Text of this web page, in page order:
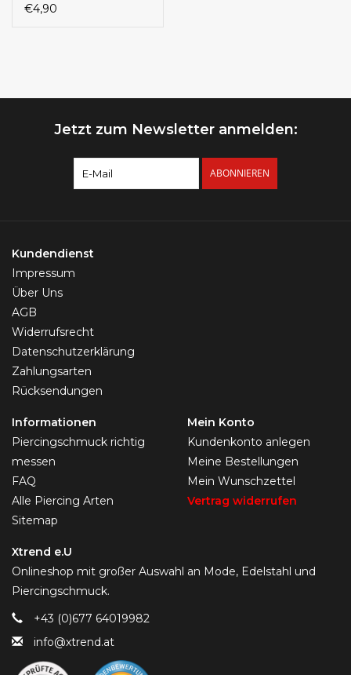
€4,90
Jetzt zum Newsletter anmelden:
ABONNIEREN
Kundendienst
Impressum
Über Uns
AGB
Widerrufsrecht
Datenschutzerklärung
Zahlungsarten
Rücksendungen
Informationen
Piercingschmuck richtig
messen
FAQ
Alle Piercing Arten
Sitemap
Mein Konto
Kundenkonto anlegen
Meine Bestellungen
Mein Wunschzettel
Vertrag widerrufen
Xtrend e.U
Onlineshop mit großer Auswahl an Mode, Edelstahl und
Piercingschmuck.
+43 (0)677 64019982
info@xtrend.at